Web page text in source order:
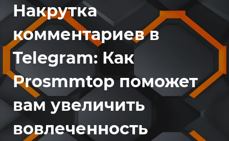
Накрутка
комментариев в
Telegram: Как
Prosmmtop поможет
вам увеличить
вовлеченность